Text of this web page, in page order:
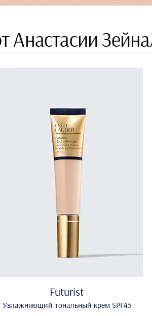
Анастасии
Futurist
Увлажняющий тональный крем SPF45